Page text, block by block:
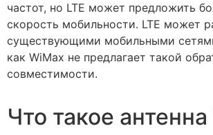
частот, но LTE может предложить
скорость мобильности. LTE может
существующими мобильными
как WiMax не предлагает такой
совместимости.
Что такое